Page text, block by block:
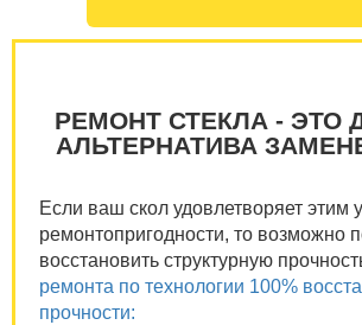
РЕМОНТ СТЕКЛА - ЭТО
АЛЬТЕРНАТИВА
Если ваш скол удовлетворяет этим
ремонтопригодности, то возможно
восстановить структурную
ремонта по технологии 100%
прочности: